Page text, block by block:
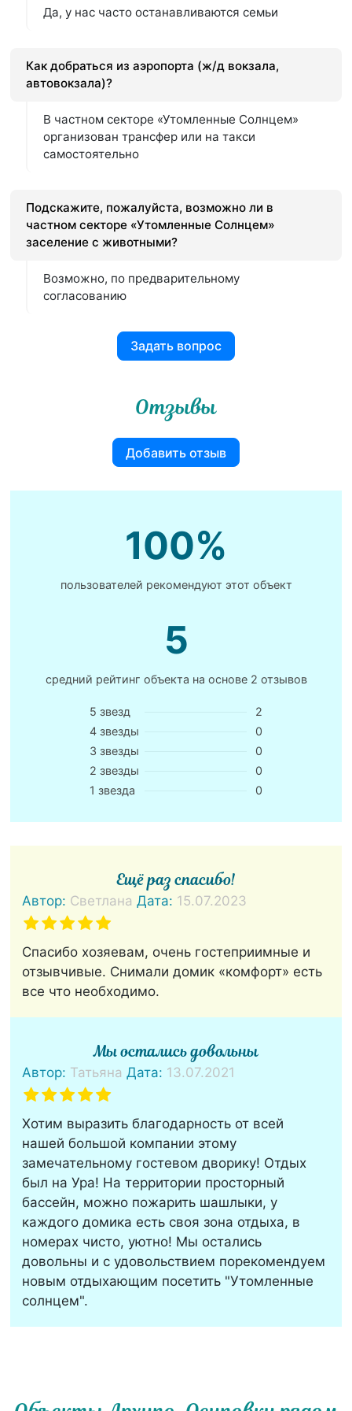
Да, у нас часто останавливаются семьи
Как добраться из аэропорта (ж/д вокзала,
автовокзала)?
В частном секторе «Утомленные Солнцем»
организован трансфер или на такси
самостоятельно
Подскажите, пожалуйста, возможно ли в
частном секторе «Утомленные Солнцем»
заселение с животными?
Возможно, по предварительному
согласованию
Задать вопрос
Отзывы
Добавить отзыв
100%
пользователей рекомендуют этот объект
5
средний рейтинг объекта на основе 2 отзывов
5 звезд
2
4 звезды
0
3 звезды
0
2 звезды
0
1 звезда
0
Ещё раз спасибо!
Автор: Светлана Дата: 15.07.2023
Спасибо хозяевам, очень гостеприимные и
отзывчивые. Снимали домик «комфорт» есть
все что необходимо.
Мы остались довольны
Автор: Татьяна Дата: 13.07.2021
Хотим выразить благодарность от всей
нашей большой компании этому
замечательному гостевом дворику! Отдых
был на Ура! На территории просторный
бассейн, можно пожарить шашлыки, у
каждого домика есть своя зона отдыха, в
номерах чисто, уютно! Мы остались
довольны и с удовольствием порекомендуем
новым отдыхающим посетить "Утомленные
солнцем".